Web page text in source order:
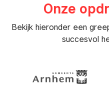
Onze
Bekijk hieronder een
succesvol